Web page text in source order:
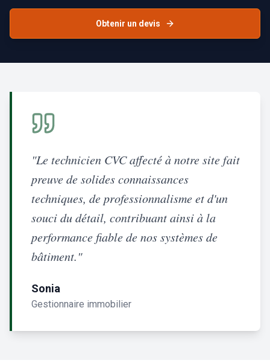
Obtenir un devis
"Le technicien CVC affecté à notre site fait
preuve de solides connaissances
techniques, de professionnalisme et d'un
souci du détail, contribuant ainsi à la
performance fiable de nos systèmes de
bâtiment."
Sonia
Gestionnaire immobilier